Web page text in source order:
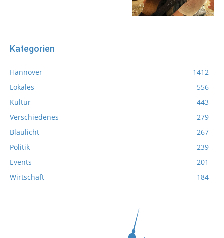
Kategorien
Hannover
1412
Lokales
556
Kultur
443
Verschiedenes
279
Blaulicht
267
Politik
239
Events
201
Wirtschaft
184